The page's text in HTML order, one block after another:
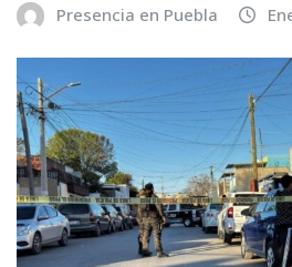
Presencia en Puebla